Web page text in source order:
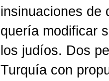
insinuaciones de
quería modificar
los judíos. Dos
Turquía con